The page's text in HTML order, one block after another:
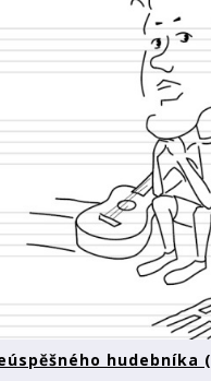
hudebníka